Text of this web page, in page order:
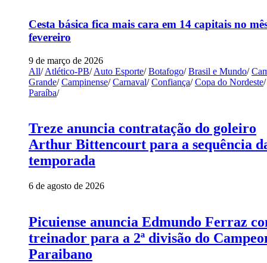
Cesta básica fica mais cara em 14 capitais no
fevereiro
9 de março de 2026
All/ Atlético-PB/ Auto Esporte/ Botafogo/ Brasil e Mundo/
Grande/ Campinense/ Carnaval/ Confiança/ Copa do Nordeste/
Paraíba/
Treze anuncia contratação do goleiro
Arthur Bittencourt para a sequência
temporada
6 de agosto de 2026
Picuiense anuncia Edmundo Ferraz
treinador para a 2ª divisão do
Paraibano